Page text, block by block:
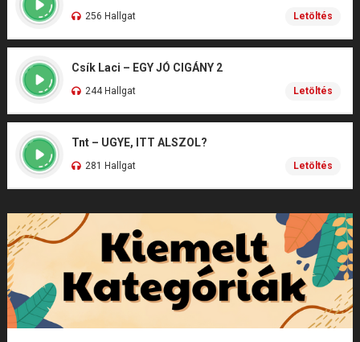
256 Hallgat Letöltés
Csík Laci – EGY JÓ CIGÁNY 2
244 Hallgat Letöltés
Tnt – UGYE, ITT ALSZOL?
281 Hallgat Letöltés